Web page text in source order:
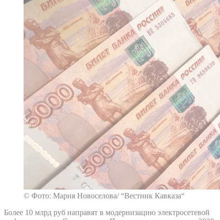
© Фото: Мария Новоселова/ “Вестник Кавказа“
Более 10 млрд руб направят в модернизацию электросетевой